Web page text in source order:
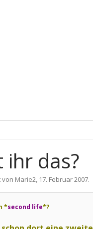
ihr das?
von Marie2, 17. Februar 2007.
*second life*?